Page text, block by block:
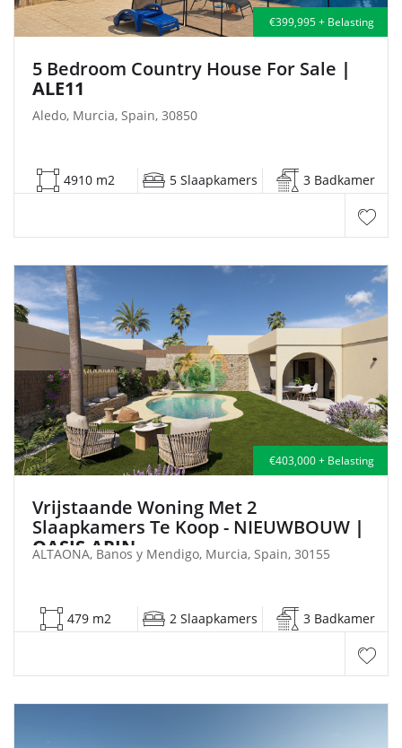
€399,995 + Belasting
5 Bedroom Country House For Sale |
ALE11
Aledo, Murcia, Spain, 30850
4910 m2 5 Slaapkamers 3 Badkamer
€403,000 + Belasting
Vrijstaande Woning Met 2
Slaapkamers Te Koop - NIEUWBOUW |
OASIS-ARIN
ALTAONA, Banos y Mendigo, Murcia, Spain, 30155
479 m2 2 Slaapkamers 3 Badkamer